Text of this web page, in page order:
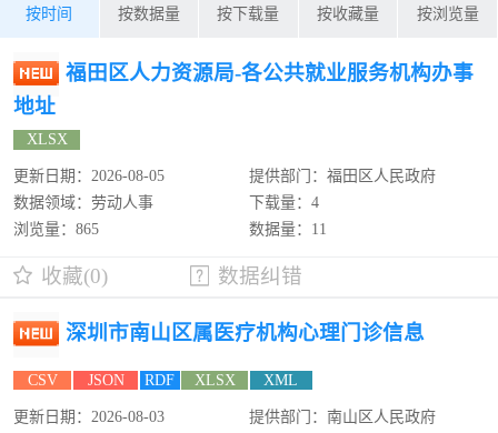
按时间 按数据量 按下载量 按收藏量 按浏览量
福田区人力资源局-各公共就业服务机构办事
地址
XLSX
更新日期：2026-08-05
提供部门：福田区人民政府
数据领域：劳动人事
下载量：4
浏览量：865
数据量：11
收藏(0) 数据纠错
深圳市南山区属医疗机构心理门诊信息
CSV JSON RDF XLSX XML
更新日期：2026-08-03
提供部门：南山区人民政府